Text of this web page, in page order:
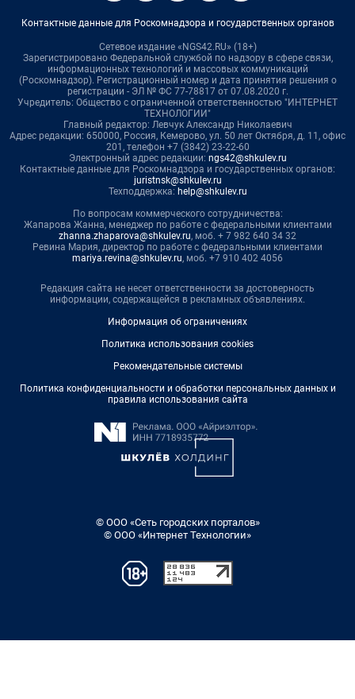
Контактные данные для Роскомнадзора и государственных органов
Сетевое издание «NGS42.RU» (18+)
Зарегистрировано Федеральной службой по надзору в сфере связи,
информационных технологий и массовых коммуникаций
(Роскомнадзор). Регистрационный номер и дата принятия решения о
регистрации - ЭЛ № ФС 77-78817 от 07.08.2020 г.
Учредитель: Общество с ограниченной ответственностью "ИНТЕРНЕТ
ТЕХНОЛОГИИ"
Главный редактор: Левчук Александр Николаевич
Адрес редакции: 650000, Россия, Кемерово, ул. 50 лет Октября, д. 11, офис
201, телефон +7 (3842) 23-22-60
Электронный адрес редакции: ngs42@shkulev.ru
Контактные данные для Роскомнадзора и государственных органов:
juristnsk@shkulev.ru
Техподдержка: help@shkulev.ru
По вопросам коммерческого сотрудничества:
Жапарова Жанна, менеджер по работе с федеральными клиентами
zhanna.zhaparova@shkulev.ru, моб. + 7 982 640 34 32
Ревина Мария, директор по работе с федеральными клиентами
mariya.revina@shkulev.ru, моб. +7 910 402 4056
Редакция сайта не несет ответственности за достоверность
информации, содержащейся в рекламных объявлениях.
Информация об ограничениях
Политика использования cookies
Рекомендательные системы
Политика конфиденциальности и обработки персональных данных и
правила использования сайта
© ООО «Сеть городских порталов»
© ООО «Интернет Технологии»